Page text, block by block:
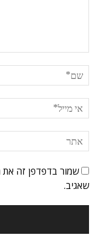
שמור בדפדפן זה
שאגיב.